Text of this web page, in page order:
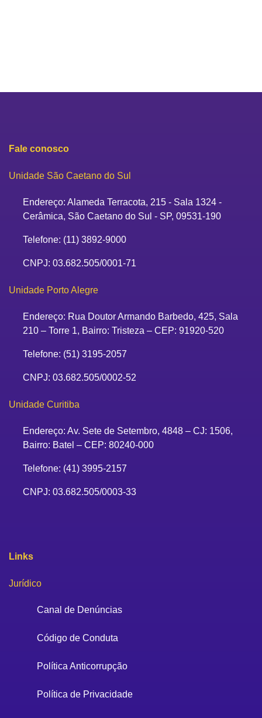
Fale conosco
Unidade São Caetano do Sul
Endereço: Alameda Terracota, 215 - Sala 1324 -
Cerâmica, São Caetano do Sul - SP, 09531-190
Telefone: (11) 3892-9000
CNPJ: 03.682.505/0001-71
Unidade Porto Alegre
Endereço: Rua Doutor Armando Barbedo, 425, Sala
210 – Torre 1, Bairro: Tristeza – CEP: 91920-520
Telefone: (51) 3195-2057
CNPJ: 03.682.505/0002-52
Unidade Curitiba
Endereço: Av. Sete de Setembro, 4848 – CJ: 1506,
Bairro: Batel – CEP: 80240-000
Telefone: (41) 3995-2157
CNPJ: 03.682.505/0003-33
Links
Jurídico
Canal de Denúncias
Código de Conduta
Política Anticorrupção
Política de Privacidade